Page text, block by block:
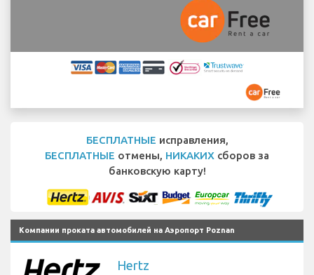
БЕСПЛАТНЫЕ исправления,
БЕСПЛАТНЫЕ отмены, НИКАКИХ сборов за
банковскую карту!
Компании проката автомобилей на Аэропорт Poznan
Hertz